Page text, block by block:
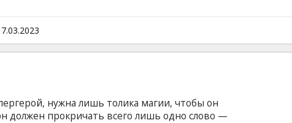
Атласа прибывают на Землю. Мстительная
на поиски похищенной у них магии.
семья начинают битву за свои суперсилы, свои
Фильм на английском языке с субтитрами на
нужна лишь толика магии, чтобы он
должен прокричать всего лишь одно слово —